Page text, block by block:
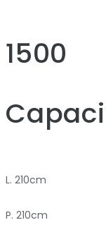
1500
L. 210cm
P. 210cm